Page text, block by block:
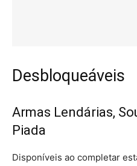
Desbloqueáveis
Armas Lendárias,
Piada
Disponíveis ao completar